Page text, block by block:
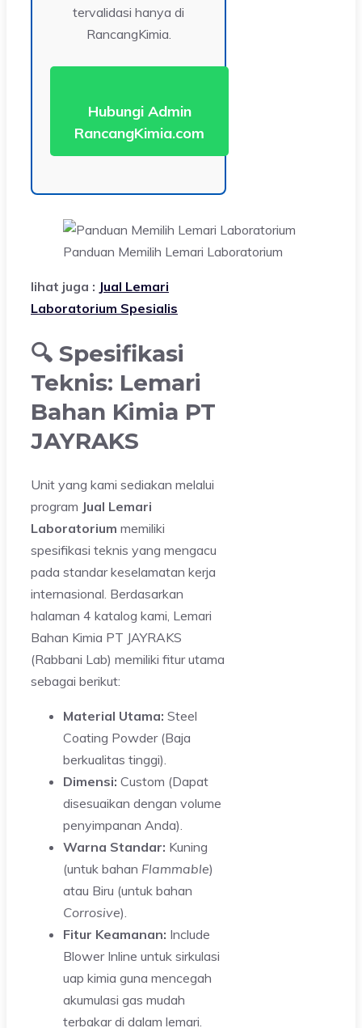
tervalidasi hanya di
RancangKimia.
Hubungi Admin
RancangKimia.com
Panduan Memilih Lemari Laboratorium
lihat juga : Jual Lemari
Laboratorium Spesialis
🔍 Spesifikasi
Teknis: Lemari
Bahan Kimia PT
JAYRAKS
Unit yang kami sediakan melalui
program Jual Lemari
Laboratorium memiliki
spesifikasi teknis yang mengacu
pada standar keselamatan kerja
internasional. Berdasarkan
halaman 4 katalog kami, Lemari
Bahan Kimia PT JAYRAKS
(Rabbani Lab) memiliki fitur utama
sebagai berikut:
Material Utama: Steel
Coating Powder (Baja
berkualitas tinggi).
Dimensi: Custom (Dapat
disesuaikan dengan volume
penyimpanan Anda).
Warna Standar: Kuning
(untuk bahan Flammable)
atau Biru (untuk bahan
Corrosive).
Fitur Keamanan: Include
Blower Inline untuk sirkulasi
uap kimia guna mencegah
akumulasi gas mudah
terbakar di dalam lemari.